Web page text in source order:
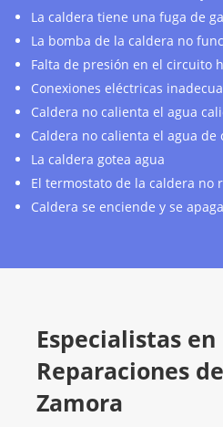
La caldera tiene una fuga de
La bomba de la caldera no
Falta de presión en el circuito
Conexiones eléctricas
Caldera no calienta el agua
Caldera no calienta el agua de
La caldera gotea agua
El termostato de la caldera no
Caldera se enciende y se
Especialistas en
Reparaciones
Zamora